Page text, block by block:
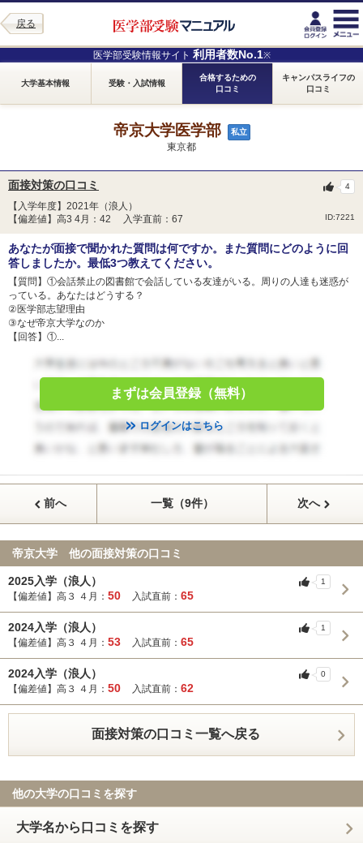
戻る
医学部受験情報サイト 利用者数No.1※
大学基本情報 受験・入試情報
合格するための
口コミ
キャンパスライフの
口コミ
帝京大学医学部 私立
東京都
面接対策の口コミ
【入学年度】2021年（浪人）
【偏差値】高3 4月：42 入学直前：67
ID:7221
4
あなたが面接で聞かれた質問は何ですか。また質問にどのように回
答しましたか。最低3つ教えてください。
【質問】①会話禁止の図書館で会話している友達がいる。周りの人達も迷惑が
っている。あなたはどうする？
②医学部志望理由
③なぜ帝京大学なのか
【回答】①...
まずは会員登録（無料）
ログインはこちら
前へ 一覧（9件） 次へ
帝京大学 他の面接対策の口コミ
2025入学（浪人）
【偏差値】高３ ４月： 50 入試直前： 65
1
2024入学（浪人）
【偏差値】高３ ４月： 53 入試直前： 65
1
2024入学（浪人）
【偏差値】高３ ４月： 50 入試直前： 62
0
面接対策の口コミ一覧へ戻る
他の大学の口コミを探す
大学名から口コミを探す